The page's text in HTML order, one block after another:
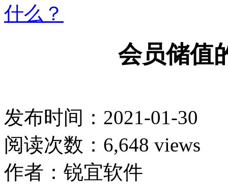
什么？
会员储值
发布时间：2021-01-30
阅读次数：6,648 views
作者：锐宜软件